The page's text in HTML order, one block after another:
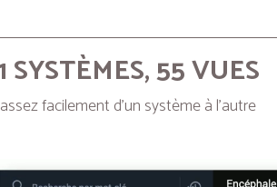
SYSTÈMES, 55 VUES
facilement d’un système à l’autre